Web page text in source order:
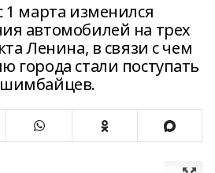
марта изменился
автомобилей на трех
Ленина, в связи с чем
города стали поступать